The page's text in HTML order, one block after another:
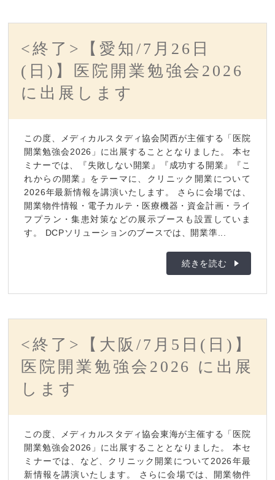
<終了>【愛知/7月26日
(日)】医院開業勉強会2026
に出展します
この度、メディカルスタディ協会関西が主催する「医院
開業勉強会2026」に出展することとなりました。 本セ
ミナーでは、『失敗しない開業』『成功する開業』『こ
れからの開業』をテーマに、クリニック開業について
2026年最新情報を講演いたします。 さらに会場では、
開業物件情報・電子カルテ・医療機器・資金計画・ライ
フプラン・集患対策などの展示ブースも設置していま
す。 DCPソリューションのブースでは、開業準...
続きを読む
<終了>【大阪/7月5日(日)】
医院開業勉強会2026 に出展
します
この度、メディカルスタディ協会東海が主催する「医院
開業勉強会2026」に出展することとなりました。 本セ
ミナーでは、など、クリニック開業について2026年最
新情報を講演いたします。 さらに会場では、開業物件